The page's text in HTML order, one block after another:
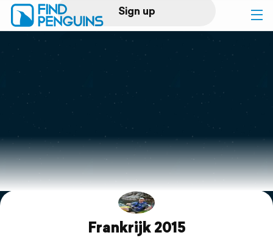
Sign up
Log in
Print a book
Flyover video
Explore
Frankrijk 2015